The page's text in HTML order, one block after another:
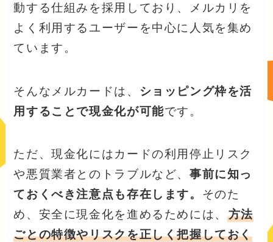
動する仕組みを採用しており、メルカリを
よく利用するユーザーを中心に人気を集め
ています。
そんなメルカードは、
ショッピング枠を活
用することで現金化が可能です。
ただ、現金化にはカードの利用停止リスク
や悪質業者とのトラブルなど、 事前に知っ
ておくべき注意点も存在します。 そのた
め、安全に現金化を進めるためには、 方法
ごとの特徴やリスクを正しく把握しておく